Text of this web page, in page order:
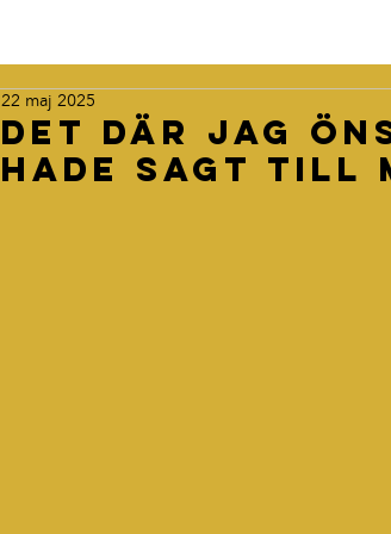
Det där jag
hade sagt till
22 maj 2025